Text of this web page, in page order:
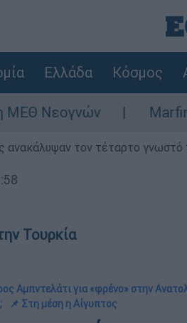
Ελλάδα Κόσμος
Marfin: «Δεν
ανακάλυψαν τον τέταρτο
Τουρκία
Αμπντελάτι για «φρένο» στην
📌 Στη μέση η Αίγυπτος